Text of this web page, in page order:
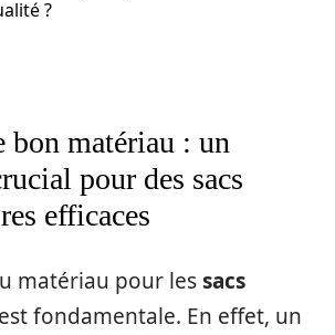
?
bon matériau : un
pour des sacs
efficaces
matériau pour lessacs
est fondamentale. En effet, un